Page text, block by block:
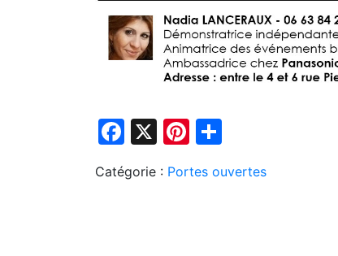
Facebook
X Pinterest
Catégorie : Portes ouvertes